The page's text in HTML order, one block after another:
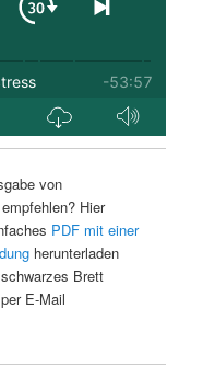
von
Hier
PDF mit einer
herunterladen
Brett
E-Mail